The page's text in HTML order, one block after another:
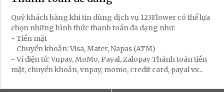
Quý khách hàng khi tin dùng dịch vụ 123Flower có thể lựa
chọn những hình thức thanh toán đa dạng như:
- Tiền mặt
- Chuyển khoản: Visa, Mater, Napas (ATM)
- Ví điện tử: Vnpay, MoMo, Payal, Zalopay Thánh toán tiền
mặt, chuyển khoản, vnpay, momo, credit card, payal v.v...